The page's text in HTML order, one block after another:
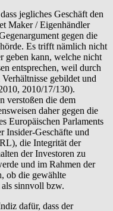
jegliches Geschäft den
Maker / Eigenhändler
gegen die
Es trifft nämlich nicht
geben kann, welche nicht
entsprechen, weil durch
gebildet und
2010/17/130).
verstoßen die dem
daher gegen die
Europäischen Parlaments
Insider-Geschäfte und
die Integrität der
der Investoren zu
und im Rahmen der
ob die gewählte
sinnvoll bzw.
dafür, dass der